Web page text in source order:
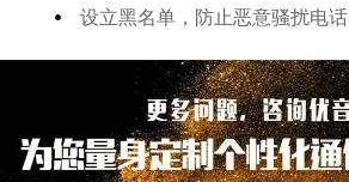
• 设立黑名单，防止恶意骚扰电话